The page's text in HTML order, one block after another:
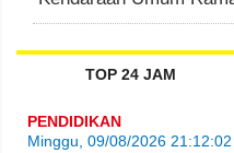
TOP 24 JAM
PENDIDIKAN
Minggu, 09/08/2026 21:12:02